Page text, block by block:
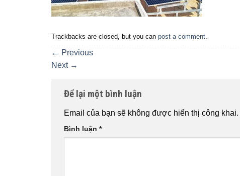
Trackbacks are closed, but you can post a comment.
← Previous
Next →
Để lại một bình luận
Email của bạn sẽ không được hiển thị công khai.
Bình luận *